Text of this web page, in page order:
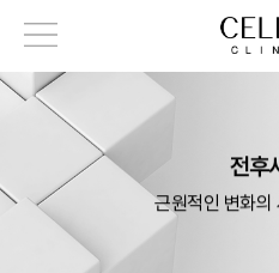
전후
근원적인 변화의